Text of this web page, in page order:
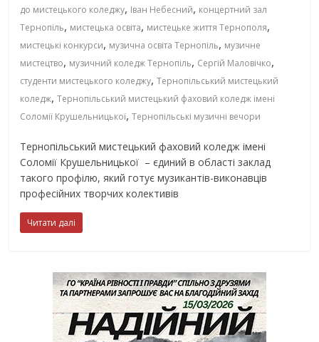
до мистецького коледжу, Іван Небесний, концертний зал
Тернопіль, мистецька освіта, мистецьке життя Тернополя,
мистецькі конкурси, музична освіта Тернопіль, музичне
мистецтво, музичний коледж Тернопіль, Сергій Маловічко,
студенти мистецького коледжу,Тернопільський мистецький
коледж,Тернопільський мистецький фаховий коледж імені
Соломії Крушельницької,Тернопільські музичні вечори
Тернопільський мистецький фаховий коледж імені
Соломії Крушельницької – єдиний в області заклад
такого профілю, який готує музикантів-виконавців
професійних творчих колективів
Читати далі